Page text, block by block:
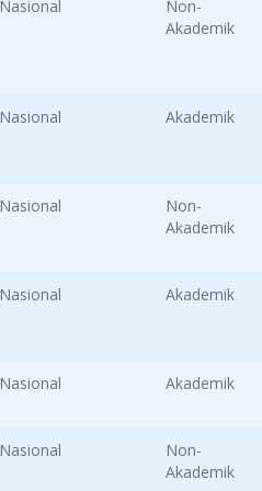
Nasional
Non-
Akademik
Nasional Akademik
Nasional
Non-
Akademik
Nasional Akademik
Nasional Akademik
Nasional
Non-
Akademik